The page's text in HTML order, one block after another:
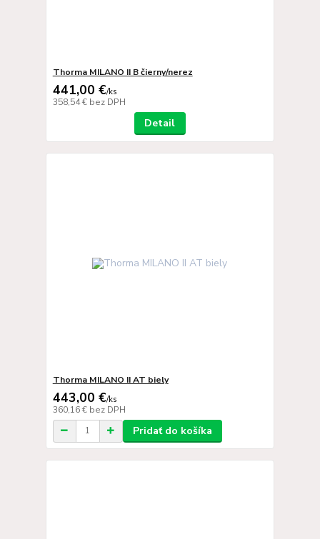
Thorma MILANO II B čierny/nerez
441,00 €/ks
358,54 € bez DPH
Detail
Thorma MILANO II AT biely
443,00 €/ks
360,16 € bez DPH
Pridať do košíka